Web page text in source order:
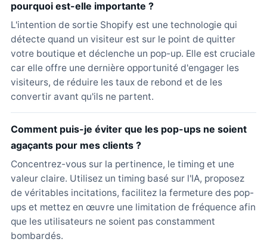
pourquoi est-elle importante ?
L'intention de sortie Shopify est une technologie qui
détecte quand un visiteur est sur le point de quitter
votre boutique et déclenche un pop-up. Elle est cruciale
car elle offre une dernière opportunité d'engager les
visiteurs, de réduire les taux de rebond et de les
convertir avant qu'ils ne partent.
Comment puis-je éviter que les pop-ups ne soient
agaçants pour mes clients ?
Concentrez-vous sur la pertinence, le timing et une
valeur claire. Utilisez un timing basé sur l'IA, proposez
de véritables incitations, facilitez la fermeture des pop-
ups et mettez en œuvre une limitation de fréquence afin
que les utilisateurs ne soient pas constamment
bombardés.